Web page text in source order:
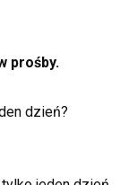
prośby.
dzień?